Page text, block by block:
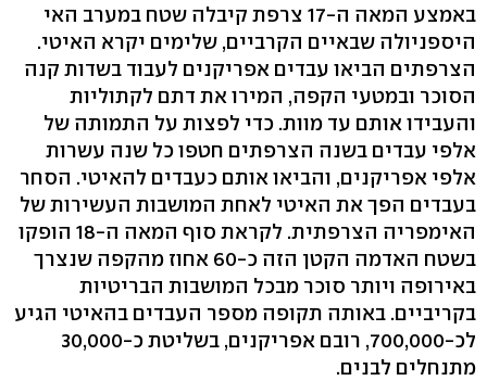
באמצע המאה ה-17 צרפת קיבלה שטח במערב האי
היספניולה שבאיים הקרביים, שלימים יקרא האיטי.
הצרפתים הביאו עבדים אפריקנים לעבוד בשדות קנה
הסוכר ובמטעי הקפה, המירו את דתם לקתוליות
והעבידו אותם עד מוות. כדי לפצות על התמותה של
אלפי עבדים בשנה הצרפתים חטפו כל שנה עשרות
אלפי אפריקנים, והביאו אותם כעבדים להאיטי. הסחר
בעבדים הפך את האיטי לאחת המושבות העשירות של
האימפריה הצרפתית. לקראת סוף המאה ה-18 הופקו
בשטח האדמה הקטן הזה כ-60 אחוז מהקפה שנצרך
באירופה ויותר סוכר מבכל המושבות הבריטיות
בקריביים. באותה תקופה מספר העבדים בהאיטי הגיע
לכ-700,000, רובם אפריקנים, בשליטת כ-30,000
מתנחלים לבנים.